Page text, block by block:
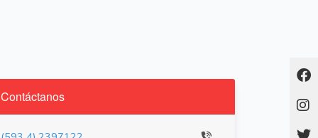
Contáctanos